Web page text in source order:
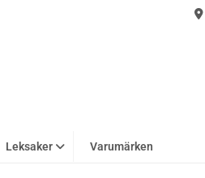
Leksaker Varumärken